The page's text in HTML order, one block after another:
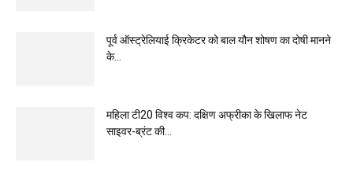
पूर्व ऑस्ट्रेलियाई क्रिकेटर को बाल यौन शोषण का दोषी मानने
के...
महिला टी20 विश्व कप: दक्षिण अफ्रीका के खिलाफ नेट
साइवर-ब्रंट की...